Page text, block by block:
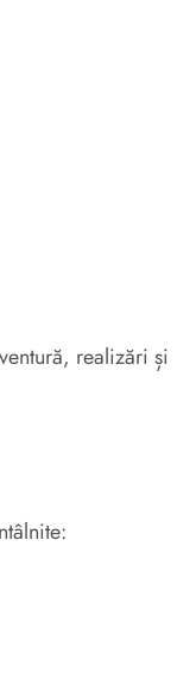
realizări și